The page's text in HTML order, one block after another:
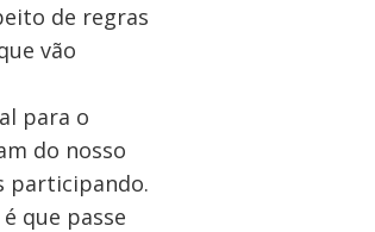
de regras
vão
para o
do nosso
participando.
que passe